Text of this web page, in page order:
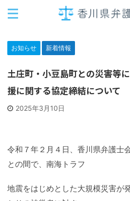
お知らせ 新着情報
土庄町・小豆島町との災害等
援に関する協定締結について
2025年3月10日
令和７年２月４日、香川県弁護士
との間で、南海トラフ
地震をはじめとした大規模災害が